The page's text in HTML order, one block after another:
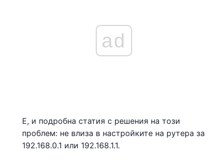
ad
Е, и подробна статия с решения на този
проблем: не влиза в настройките на рутера за
192.168.0.1 или 192.168.1.1.